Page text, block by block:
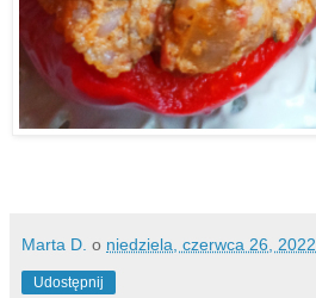
Marta D. o niedziela, czerwca 26, 2022
Udostępnij